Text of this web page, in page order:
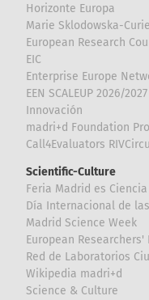
Horizonte Europa
Marie Sklodowska-
European Research
EIC
Enterprise Europe
EEN SCALEUP 2026/2027
Innovación
madri+d Foundation
Call4Evaluators
Scientific-Culture
Feria Madrid es Ciencia
Día Internacional de
Madrid Science Week
European Researchers'
Red de Laboratorios
Wikipedia madri+d
Science & Culture